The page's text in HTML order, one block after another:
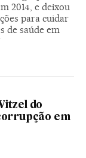
2014, e deixou
para cuidar
de saúde em
do
em